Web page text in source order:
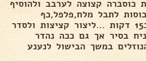
כוסברה קצוצה לערבב ולהוסיף
והבטטה להוסיף מים כ2 וחצי כוסות לתבל מלח,פלפל,כף
פפריקה.1/4 כפית כרכום 1 כף מרק עוף ולבשל כ15 דקות ...ליצור קציצות ולסדר
בסיר אך גם ככה נהדר
במשך הבישול לנענע